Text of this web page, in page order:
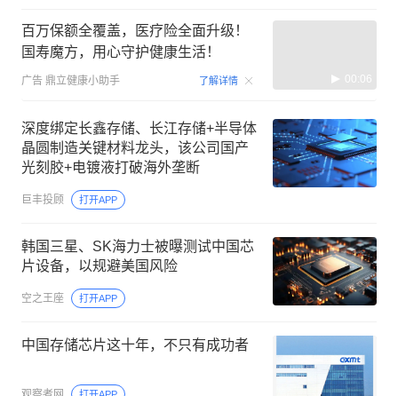
百万保额全覆盖，医疗险全面升级！
国寿魔方，用心守护健康生活！
广告 鼎立健康小助手 了解详情 00:06
深度绑定长鑫存储、长江存储+半导体
晶圆制造关键材料龙头，该公司国产
光刻胶+电镀液打破海外垄断
巨丰投顾 打开APP
韩国三星、SK海力士被曝测试中国芯
片设备，以规避美国风险
空之王座 打开APP
中国存储芯片这十年，不只有成功者